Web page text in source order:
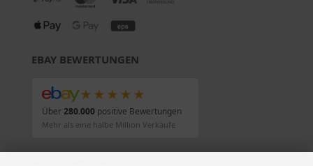
EBAY BEWERTUNGEN
★★★★★
Über280.000positive Bewertungen
Mehr als eine halbe Million Verkäufe